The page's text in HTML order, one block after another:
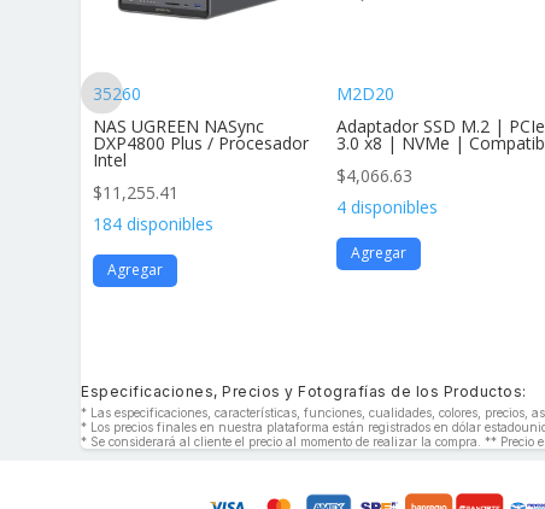
35260
NAS UGREEN NASync
DXP4800 Plus / Procesador
Intel
$11,255.41
184 disponibles
Agregar
M2D20
Adaptador SSD M.2 | PCIe
3.0 x8 | NVMe | Compatib
$4,066.63
4 disponibles
Agregar
Especificaciones, Precios y Fotografías de los Productos:
* Las especificaciones, características, funciones, cualidades, colores, precios,
* Los precios finales en nuestra plataforma están registrados en dólar
* Se considerará al cliente el precio al momento de realizar la compra. ** Precio